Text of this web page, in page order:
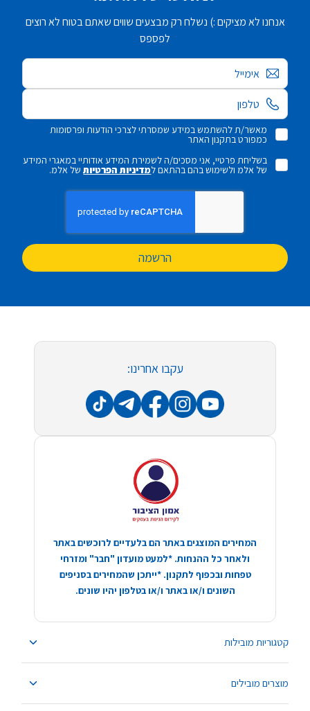
אנחנו לא מציקים :) נשלח רק מבצעים שווים שאתם בטוח לא רוצים
לפספס
אימייל
מאשר/ת להשתמש במידע שמסרתי לצרכי הודעות ופרסומות
כמפורט בתקנון האתר
בשליחת פרטיי, אני מסכים/ה לשמירת המידע אודותיי במאגרי המידע
של אלמ ולשימוש בהם בהתאם למדיניות הפרטיותשל אלמ.
הרשמה
קטגוריות מובילות
מוצרים מובילים
עקבו אחרינו:
המחירים המוצגים באתר הם בלעדיים לרוכשים באתר
ולאחר כל ההנחות. *למעט מועדון "חבר" ומזרחי
טפחות ובכפוף לתקנון. *ייתכן שהמחירים בסניפים
השונים ו/או באתר ו/או בטלפון יהיו שונים.